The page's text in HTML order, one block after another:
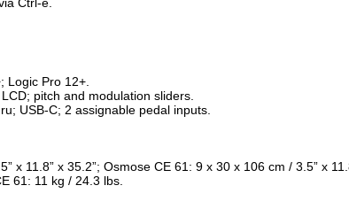
Logic Pro 12+.
pitch and modulation sliders.
USB-C; 2 assignable pedal inputs.
x 11.8” x 35.2”; Osmose CE 61: 9 x 30 x 106 cm / 3.5” x
61: 11 kg / 24.3 lbs.